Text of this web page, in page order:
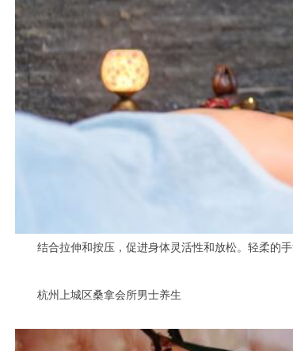
结合拉伸和按压，促进身体灵活性和放松。轻柔的手
杭州上城区桑拿会所男士养生